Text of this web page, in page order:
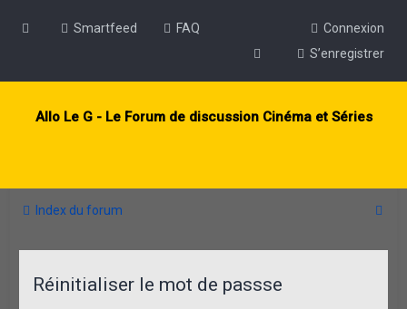
Smartfeed FAQ
Connexion
S’enregistrer
Allo Le G - Le Forum de discussion Cinéma et Séries
Index du forum
Réinitialiser le mot de passse